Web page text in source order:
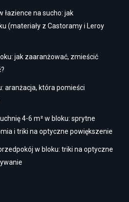
łazience na sucho: jak
(materiały z Castoramy i Leroy
jak zaaranżować, zmieścić
aranżacja, która pomieści
4-6 m² w bloku: sprytne
i triki na optyczne powiększenie
w bloku: triki na optyczne